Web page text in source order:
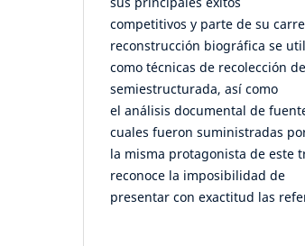
competitivos y parte de su
reconstrucción biográfica se
como técnicas de recolección
semiestructurada, así como
el análisis documental de
cuales fueron suministradas
la misma protagonista de este
reconoce la imposibilidad de
presentar con exactitud las